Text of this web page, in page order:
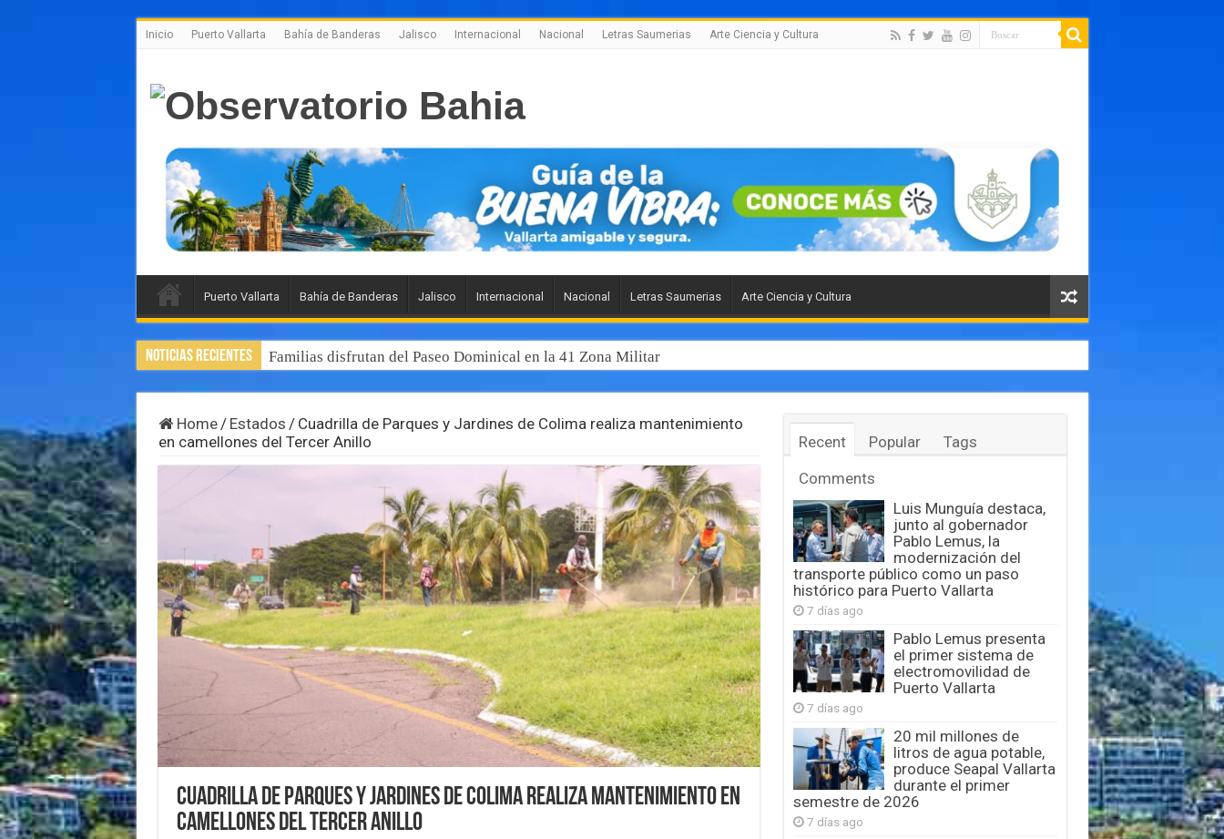
Inicio Puerto Vallarta Bahía de Banderas Jalisco Internacional Nacional Letras Saumerias Arte Ciencia y Cultura
Puerto Vallarta Bahía de Banderas Jalisco Internacional Nacional Letras Saumerias Arte Ciencia y Cultura
Noticias Recientes Familias disfrutan del Paseo Dominical en la 41 Zona Militar
Home / Estados / Cuadrilla de Parques y Jardines de Colima realiza mantenimiento
en camellones del Tercer Anillo
Cuadrilla de Parques y Jardines de Colima realiza mantenimiento en
camellones del Tercer Anillo
Recent Popular
Tags
Comments
Luis Munguía destaca,
junto al gobernador
Pablo Lemus, la
modernización del
transporte público como un paso
histórico para Puerto Vallarta
7 días ago
Pablo Lemus presenta
el primer sistema de
electromovilidad de
Puerto Vallarta
7 días ago
20 mil millones de
litros de agua potable,
produce Seapal Vallarta
durante el primer
semestre de 2026
7 días ago